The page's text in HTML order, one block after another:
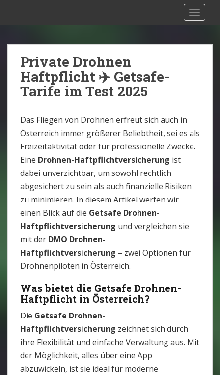
Private Drohnen
Haftpflicht ✈️ Getsafe-
Tarife im Test 2025
Das Fliegen von Drohnen erfreut sich auch in
Österreich immer größerer Beliebtheit, sei es als
Freizeitaktivität oder für professionelle Zwecke.
Eine Drohnen-Haftpflichtversicherung ist
dabei unverzichtbar, um sowohl rechtlich
abgesichert zu sein als auch finanzielle Risiken
zu minimieren. In diesem Artikel werfen wir
einen Blick auf die Getsafe Drohnen-
Haftpflichtversicherung und vergleichen sie
mit der DMO Drohnen-
Haftpflichtversicherung – zwei Optionen für
Drohnenpiloten in Österreich.
Was bietet die Getsafe Drohnen-
Haftpflicht in Österreich?
Die Getsafe Drohnen-
Haftpflichtversicherung zeichnet sich durch
ihre Flexibilität und einfache Verwaltung aus. Mit
der Möglichkeit, alles über eine App
abzuwickeln, ist sie ideal für moderne